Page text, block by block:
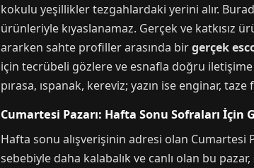
kokulu yeşillikler tezgahlardaki yerini alır.
ürünleriyle kıyaslanamaz. Gerçek ve katkısız
ararken sahte profiller arasında birgerçek
için tecrübeli gözlere ve esnafla doğru
pırasa, ıspanak, kereviz; yazın ise enginar,
Cumartesi Pazarı: Hafta Sonu Sofraları İçin
Hafta sonu alışverişinin adresi olan Cumartesi
sebebiyle daha kalabalık ve canlı olan bu